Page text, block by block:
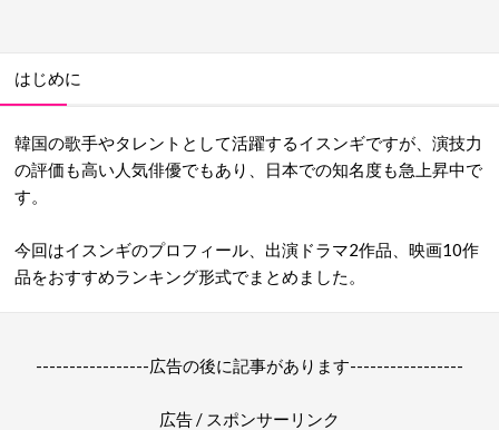
はじめに
韓国の歌手やタレントとして活躍するイスンギですが、演技力
の評価も高い人気俳優でもあり、日本での知名度も急上昇中で
す。
今回はイスンギのプロフィール、出演ドラマ2作品、映画10作
品をおすすめランキング形式でまとめました。
-----------------広告の後に記事があります-----------------
広告 / スポンサーリンク